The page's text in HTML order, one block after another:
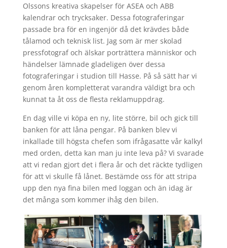
Olssons kreativa skapelser för ASEA och ABB
kalendrar och trycksaker. Dessa fotograferingar
passade bra för en ingenjör då det krävdes både
tålamod och teknisk list. Jag som är mer skolad
pressfotograf och älskar porträttera människor och
händelser lämnade gladeligen över dessa
fotograferingar i studion till Hasse. På så sätt har vi
genom åren kompletterat varandra väldigt bra och
kunnat ta åt oss de flesta reklamuppdrag.
En dag ville vi köpa en ny, lite större, bil och gick till
banken för att låna pengar. På banken blev vi
inkallade till högsta chefen som ifrågasatte vår kalkyl
med orden, detta kan man ju inte leva på? Vi svarade
att vi redan gjort det i flera år och det räckte tydligen
för att vi skulle få lånet. Bestämde oss för att stripa
upp den nya fina bilen med loggan och än idag är
det många som kommer ihåg den bilen.